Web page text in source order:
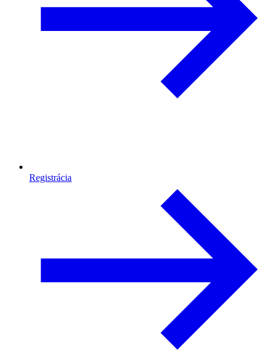
Registrácia